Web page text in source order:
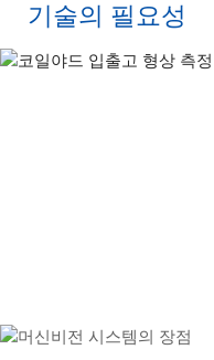
기술의 필요성